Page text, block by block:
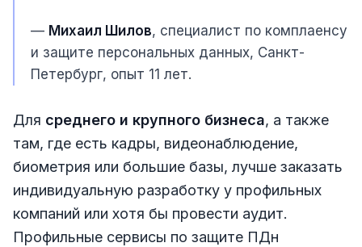
— Михаил Шилов, специалист по комплаенсу
и защите персональных данных, Санкт-
Петербург, опыт 11 лет.
Для среднего и крупного бизнеса, а также
там, где есть кадры, видеонаблюдение,
биометрия или большие базы, лучше заказать
индивидуальную разработку у профильных
компаний или хотя бы провести аудит.
Профильные сервисы по защите ПДн